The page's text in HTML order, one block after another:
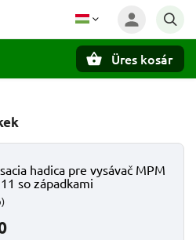
Üres kosár
hadica pre vysávač MPM
so západkami